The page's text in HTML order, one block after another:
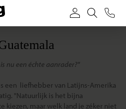
nu een échte aanrader?"
een liefhebber van Latijns-Amerika
"Natuurlijk is het bijna
kiezen, maar welk land je zéker niet